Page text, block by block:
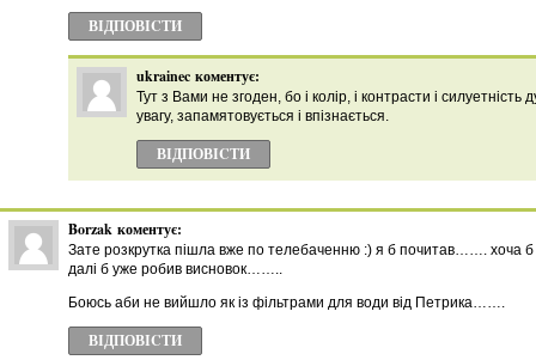
ВІДПОВІCТИ
ukrainec коментує:
Тут з Вами не згоден, бо і колір, і контрасти і
увагу, запамятовується і впізнається.
ВІДПОВІCТИ
Borzak коментує:
Зате розкрутка пішла вже по телебаченню :) я б почитав……. хоча
далі б уже робив висновок……..
Боюсь аби не вийшло як із фільтрами для води від Петрика…….
ВІДПОВІCТИ